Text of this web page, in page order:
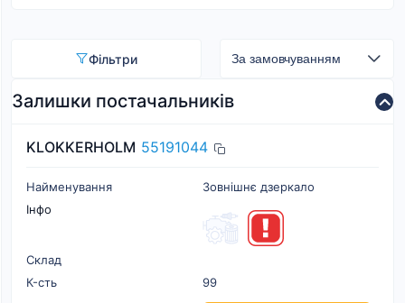
Фільтри
Залишки постачальників
KLOKKERHOLM 55191044
Найменування
Зовнішнє дзеркало
Інфо
Склад
К-cть
99